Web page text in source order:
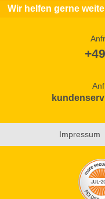
Wir helfen gerne
Impressum